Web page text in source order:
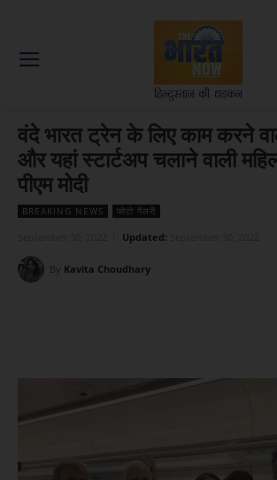
वंदे भारत ट्रेन के लिए काम करने
और यहां स्टार्टअप चलाने वाली
पीएम मोदी
BREAKING NEWS फोटो गैलरी
Updated:
By Kavita Choudhary